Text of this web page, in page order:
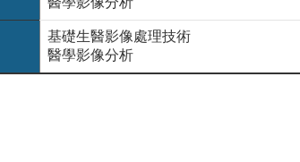
基礎生醫影像處理技術
醫學影像分析